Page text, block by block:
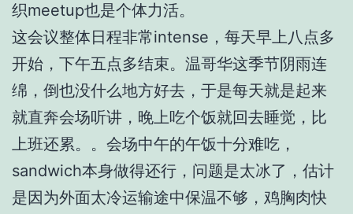
织meetup也是个体力活。
这会议整体日程非常intense，每天早上八点多
开始，下午五点多结束。温哥华这季节阴雨连
绵，倒也没什么地方好去，于是每天就是起来
就直奔会场听讲，晚上吃个饭就回去睡觉，比
上班还累。。会场中午的午饭十分难吃，
sandwich本身做得还行，问题是太冰了，估计
是因为外面太冷运输途中保温不够，鸡胸肉快